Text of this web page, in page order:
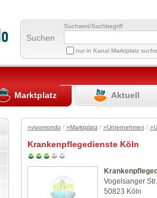
Suchen
Suchwort/Suchbegriff
nur in Kanal Marktplatz
Marktplatz Aktuell
»vivomondo / »Marktplatz/ »Unternehmen /
Krankenpflegedienste Köln
Vogelsanger
50823 Köln